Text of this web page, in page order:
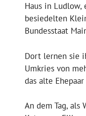
Haus in
besiedelten
Bundesstaat
Dort lernen sie
Umkries von
das alte
An dem Tag, als